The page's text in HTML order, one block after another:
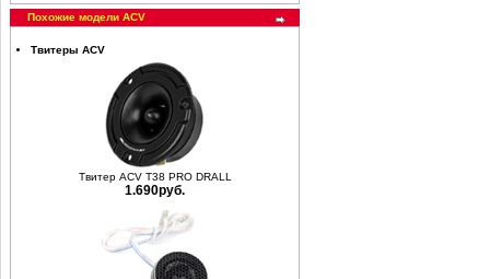
Похожие модели ACV
Твитеры ACV
Твитер ACV T38 PRO DRALL
1.690руб.